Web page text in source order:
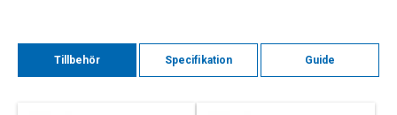
Tillbehör Specifikation Guide